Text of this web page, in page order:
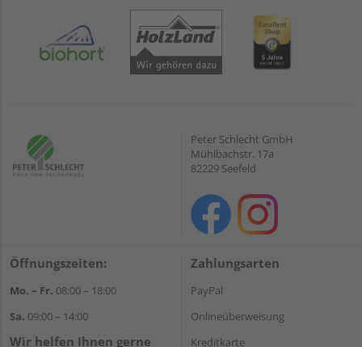
Peter Schlecht GmbH
Mühlbachstr. 17a
82229 Seefeld
Öffnungszeiten:
Mo. – Fr. 08:00 – 18:00
Sa. 09:00 – 14:00
Wir helfen Ihnen gerne
Zahlungsarten
PayPal
Onlineüberweisung
Kreditkarte